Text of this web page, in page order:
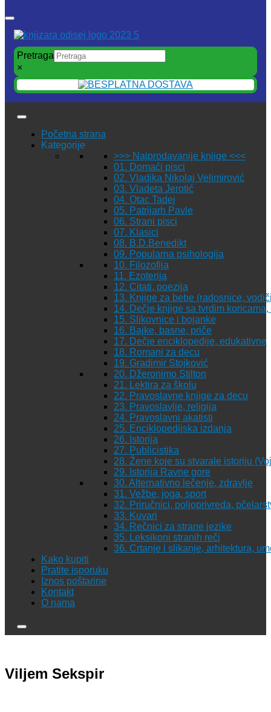
Pretraga
×
Početna strana
Kategorije
>>> Najprodavanije knjige <<<
01. Domaći pisci
02. Vladika Nikolaj Velimirović
03. Vladeta Jerotić
04. Otac Tadej
05. Patrijarh Pavle
06. Strani pisci
07. Klasici
08. B.D.Benedikt
09. Popularna psihologija
10. Filozofija
11. Ezoterija
12. Citati, poezija
13. Knjige za bebe (radosnice,
14. Dečje knjige sa tvrdim
15. Slikovnice i bojanke
16. Bajke, basne, priče
17. Dečje enciklopedije, edukativne
18. Romani za decu
19. Gradimir Stojković
20. Džeronimo Stilton
21. Lektira za školu
22. Pravoslavne knjige za decu
23. Pravoslavlje, religija
24. Pravoslavni akatisti
25. Enciklopedijska izdanja
26. Istorija
27. Publicistika
28. Žene koje su stvarale istoriju
29. Istorija Ravne gore
30. Alternativno lečenje, zdravlje
31. Vežbe, joga, sport
32. Priručnici, poljoprivreda,
33. Kuvari
34. Rečnici za strane jezike
35. Leksikoni stranih reči
36. Crtanje i slikanje, arhitektura,
Kako kupiti
Pratite isporuku
Iznos poštarine
Kontakt
O nama
Viljem Sekspir